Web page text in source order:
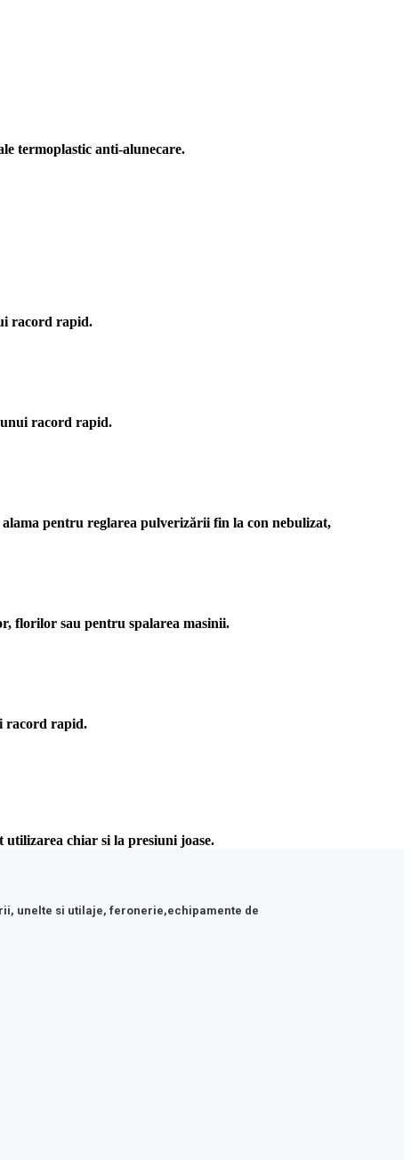
termoplastic anti-alunecare.
racord rapid.
racord rapid.
pentru reglarea pulverizării fin la con nebulizat,
florilor sau pentru spalarea masinii.
racord rapid.
utilizarea chiar si la presiuni joase.
unelte si utilaje, feronerie,echipamente de